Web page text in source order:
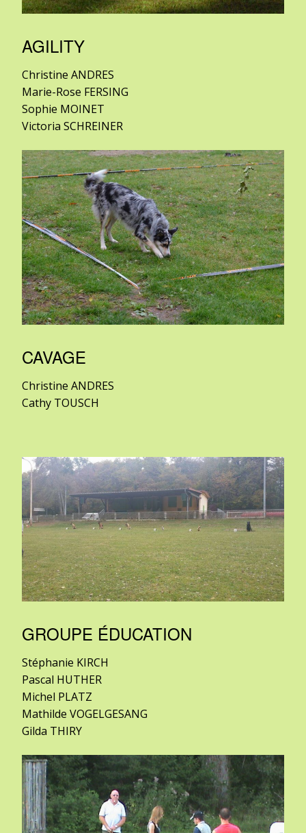
AGILITY
Christine ANDRES
Marie-Rose FERSING
Sophie MOINET
Victoria SCHREINER
CAVAGE
Christine ANDRES
Cathy TOUSCH
GROUPE ÉDUCATION
Stéphanie KIRCH
Pascal HUTHER
Michel PLATZ
Mathilde VOGELGESANG
Gilda THIRY